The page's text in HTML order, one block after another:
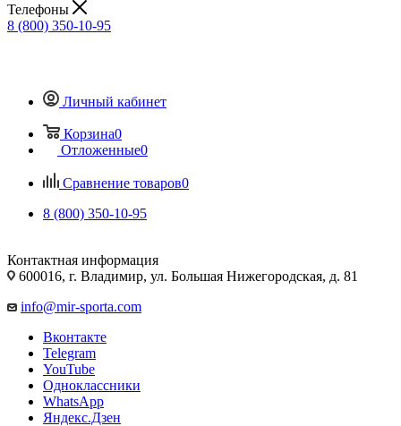
Телефоны
8 (800) 350-10-95
Личный кабинет
Корзина0
Отложенные0
Сравнение товаров0
8 (800) 350-10-95
Контактная информация
600016, г. Владимир, ул. Большая Нижегородская, д. 81
info@mir-sporta.com
Вконтакте
Telegram
YouTube
Одноклассники
WhatsApp
Яндекс.Дзен